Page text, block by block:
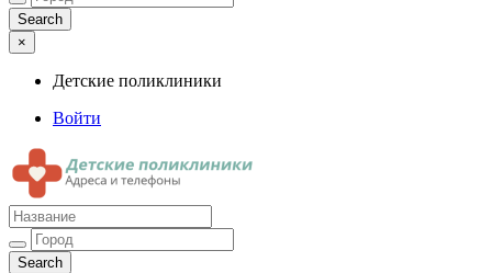
×
Детские поликлиники
Войти
Детские поликлиники
Адреса и телефоны поликлиник